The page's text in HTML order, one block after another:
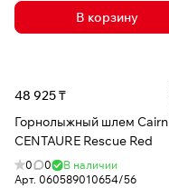
В корзину
48 925 ₸
Горнолыжный шлем Cairn
CENTAURE Rescue Red
0 0
В наличии
Арт. 060589010654/56